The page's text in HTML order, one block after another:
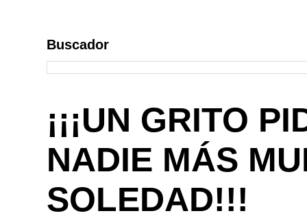
Buscador
¡¡¡UN GRITO
NADIE MÁS
SOLEDAD!!!